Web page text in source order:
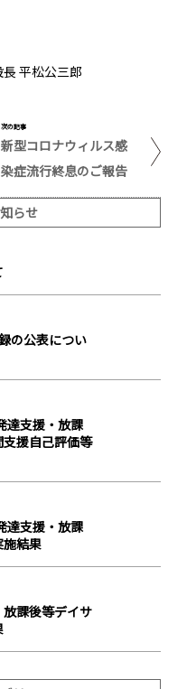
平松公三郎
次の記事
新型コロナウィルス感
染症流行終息のご報告
らせ
の公表につい
達支援・放課
援自己評価等
達支援・放課
結果
放課後等デイサ